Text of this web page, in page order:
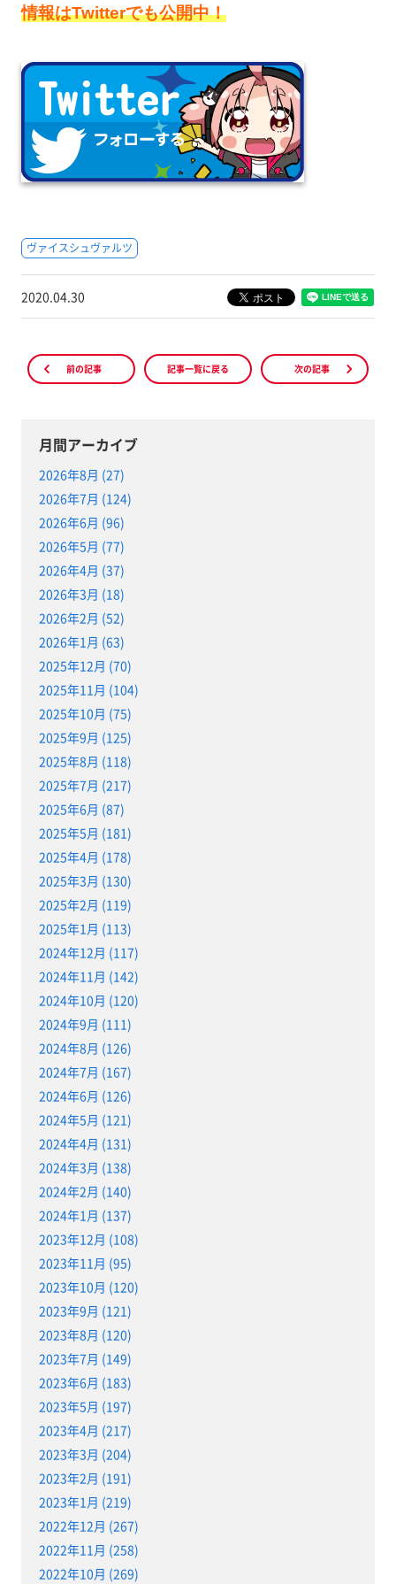
情報はTwitterでも公開中！
ヴァイスシュヴァルツ
2020.04.30
前の記事 記事一覧に戻る 次の記事
月間アーカイブ
2026年8月 (27)
2026年7月 (124)
2026年6月 (96)
2026年5月 (77)
2026年4月 (37)
2026年3月 (18)
2026年2月 (52)
2026年1月 (63)
2025年12月 (70)
2025年11月 (104)
2025年10月 (75)
2025年9月 (125)
2025年8月 (118)
2025年7月 (217)
2025年6月 (87)
2025年5月 (181)
2025年4月 (178)
2025年3月 (130)
2025年2月 (119)
2025年1月 (113)
2024年12月 (117)
2024年11月 (142)
2024年10月 (120)
2024年9月 (111)
2024年8月 (126)
2024年7月 (167)
2024年6月 (126)
2024年5月 (121)
2024年4月 (131)
2024年3月 (138)
2024年2月 (140)
2024年1月 (137)
2023年12月 (108)
2023年11月 (95)
2023年10月 (120)
2023年9月 (121)
2023年8月 (120)
2023年7月 (149)
2023年6月 (183)
2023年5月 (197)
2023年4月 (217)
2023年3月 (204)
2023年2月 (191)
2023年1月 (219)
2022年12月 (267)
2022年11月 (258)
2022年10月 (269)